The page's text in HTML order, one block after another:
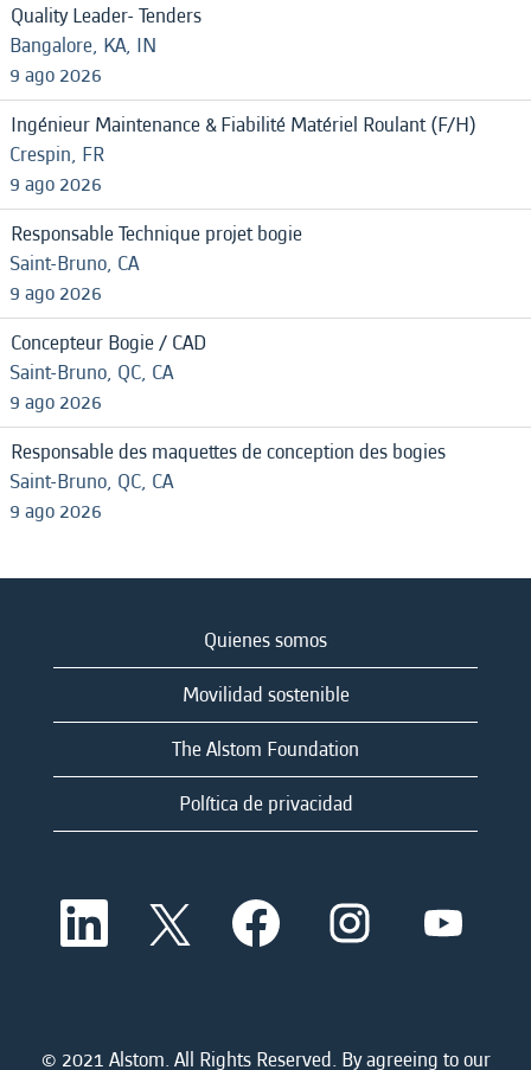
Quality Leader- Tenders
Bangalore, KA, IN
9 ago 2026
Ingénieur Maintenance & Fiabilité Matériel Roulant (F/H)
Crespin, FR
9 ago 2026
Responsable Technique projet bogie
Saint-Bruno, CA
9 ago 2026
Concepteur Bogie / CAD
Saint-Bruno, QC, CA
9 ago 2026
Responsable des maquettes de conception des bogies
Saint-Bruno, QC, CA
9 ago 2026
Quienes somos
Movilidad sostenible
The Alstom Foundation
Política de privacidad
S
a
n
S
e
a
n
S
e
a
n n n
© 2021 Alstom. All Rights Reserved. By agreeing to our